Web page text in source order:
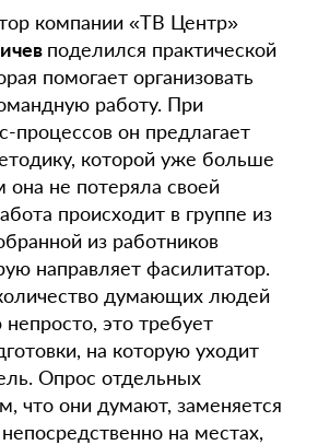
компании «ТВ Центр»
поделился практической
помогает организовать
работу. При
процессов он предлагает
которой уже больше
она не потеряла своей
происходит в группе из
из работников
направляет фасилитатор.
думающих людей
это требует
на которую уходит
Опрос отдельных
что они думают, заменяется
на местах,